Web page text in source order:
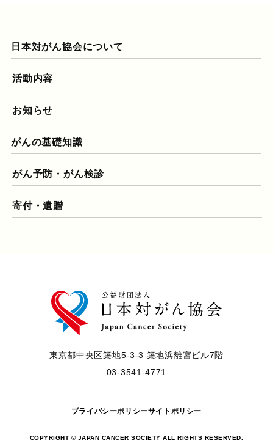
日本対がん協会について
活動内容
お知らせ
がんの基礎知識
がん予防・がん検診
寄付・遺贈
東京都中央区築地5-3-3 築地浜離宮ビル7階
03-3541-4771
プライバシーポリシーサイトポリシー
COPYRIGHT © JAPAN CANCER SOCIETY ALL RIGHTS RESERVED.